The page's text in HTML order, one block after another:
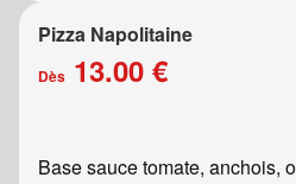
Pizza Napolitaine
Dès 13.00 €
Base sauce tomate, anchois,